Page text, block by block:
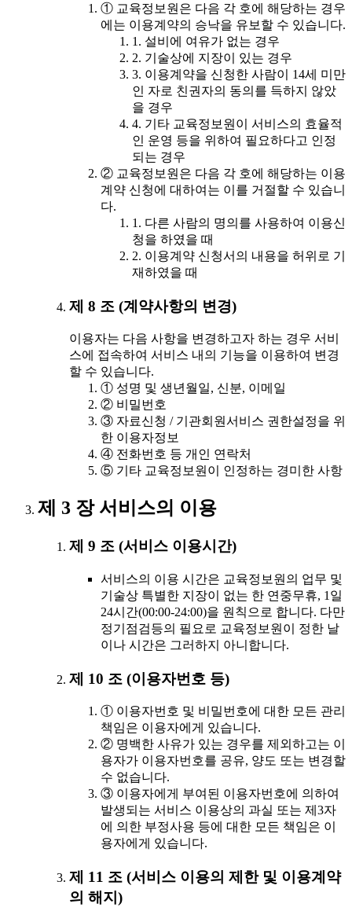
① 교육정보원은 다음 각 호에 해당하는 경우
에는 이용계약의 승낙을 유보할 수 있습니다.
1. 설비에 여유가 없는 경우
2. 기술상에 지장이 있는 경우
3. 이용계약을 신청한 사람이 14세 미만
인 자로 친권자의 동의를 득하지 않았
을 경우
4. 기타 교육정보원이 서비스의 효율적
인 운영 등을 위하여 필요하다고 인정
되는 경우
② 교육정보원은 다음 각 호에 해당하는 이용
계약 신청에 대하여는 이를 거절할 수 있습니
다.
1. 다른 사람의 명의를 사용하여 이용신
청을 하였을 때
2. 이용계약 신청서의 내용을 허위로 기
재하였을 때
제 8 조 (계약사항의 변경)
이용자는 다음 사항을 변경하고자 하는 경우 서비
스에 접속하여 서비스 내의 기능을 이용하여 변경
할 수 있습니다.
① 성명 및 생년월일, 신분, 이메일
② 비밀번호
③ 자료신청 / 기관회원서비스 권한설정을 위
한 이용자정보
④ 전화번호 등 개인 연락처
⑤ 기타 교육정보원이 인정하는 경미한 사항
제 3 장 서비스의 이용
제 9 조 (서비스 이용시간)
서비스의 이용 시간은 교육정보원의 업무 및
기술상 특별한 지장이 없는 한 연중무휴, 1일
24시간(00:00-24:00)을 원칙으로 합니다. 다만
정기점검등의 필요로 교육정보원이 정한 날
이나 시간은 그러하지 아니합니다.
제 10 조 (이용자번호 등)
① 이용자번호 및 비밀번호에 대한 모든 관리
책임은 이용자에게 있습니다.
② 명백한 사유가 있는 경우를 제외하고는 이
용자가 이용자번호를 공유, 양도 또는 변경할
수 없습니다.
③ 이용자에게 부여된 이용자번호에 의하여
발생되는 서비스 이용상의 과실 또는 제3자
에 의한 부정사용 등에 대한 모든 책임은 이
용자에게 있습니다.
제 11 조 (서비스 이용의 제한 및 이용계약
의 해지)